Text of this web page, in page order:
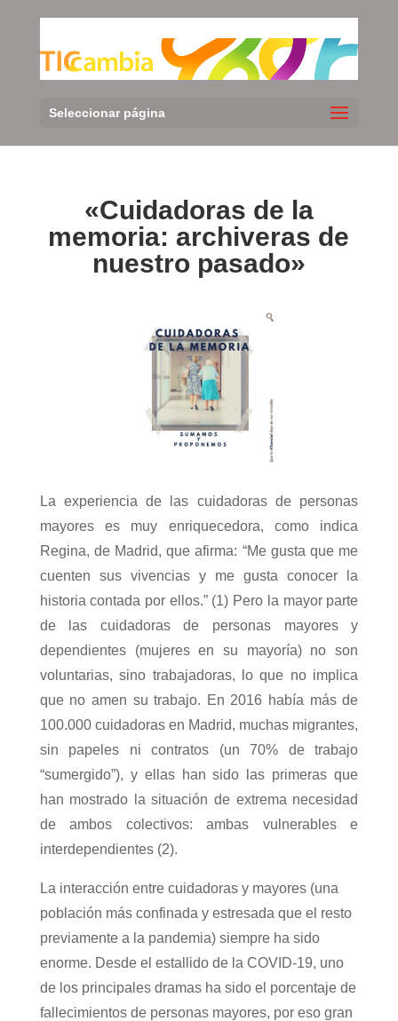
Seleccionar página
«Cuidadoras de la
memoria: archiveras de
nuestro pasado»
La experiencia de las cuidadoras de personas
mayores es muy enriquecedora, como indica
Regina, de Madrid, que afirma: “Me gusta que me
cuenten sus vivencias y me gusta conocer la
historia contada por ellos.” (1) Pero la mayor parte
de las cuidadoras de personas mayores y
dependientes (mujeres en su mayoría) no son
voluntarias, sino trabajadoras, lo que no implica
que no amen su trabajo. En 2016 había más de
100.000 cuidadoras en Madrid, muchas migrantes,
sin papeles ni contratos (un 70% de trabajo
“sumergido”), y ellas han sido las primeras que
han mostrado la situación de extrema necesidad
de ambos colectivos: ambas vulnerables e
interdependientes (2).
La interacción entre cuidadoras y mayores (una
población más confinada y estresada que el resto
previamente a la pandemia) siempre ha sido
enorme. Desde el estallido de la COVID-19, uno
de los principales dramas ha sido el porcentaje de
fallecimientos de personas mayores, por eso gran